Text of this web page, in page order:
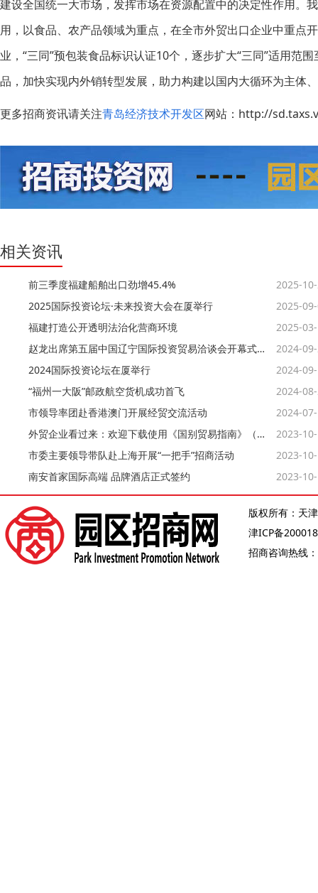
建设全国统一大市场，发挥市场在资源配置中的决定性作用。
用，以食品、农产品领域为重点，在全市外贸出口企业中重点
业，“三同”预包装食品标识认证10个，逐步扩大“三同”适用范
品，加快实现内外销转型发展，助力构建以国内大循环为主体
更多招商资讯请关注青岛经济技术开发区网站：http://
相关资讯
前三季度福建船舶出口劲增45.4%
2025-
2025国际投资论坛·未来投资大会在厦举行
2025-
福建打造公开透明法治化营商环境
2025-
赵龙出席第五届中国辽宁国际投资贸易洽谈会开幕式并致辞
2024-
2024国际投资论坛在厦举行
2024-
“福州一大阪”邮政航空货机成功首飞
2024-
市领导率团赴香港澳门开展经贸交流活动
2024-
外贸企业看过来：欢迎下载使用《国别贸易指南》（第一批）
2023-
市委主要领导带队赴上海开展“一把手”招商活动
2023-
南安首家国际高端 品牌酒店正式签约
2023-
版权所有：天
津ICP备
招商咨询热线：